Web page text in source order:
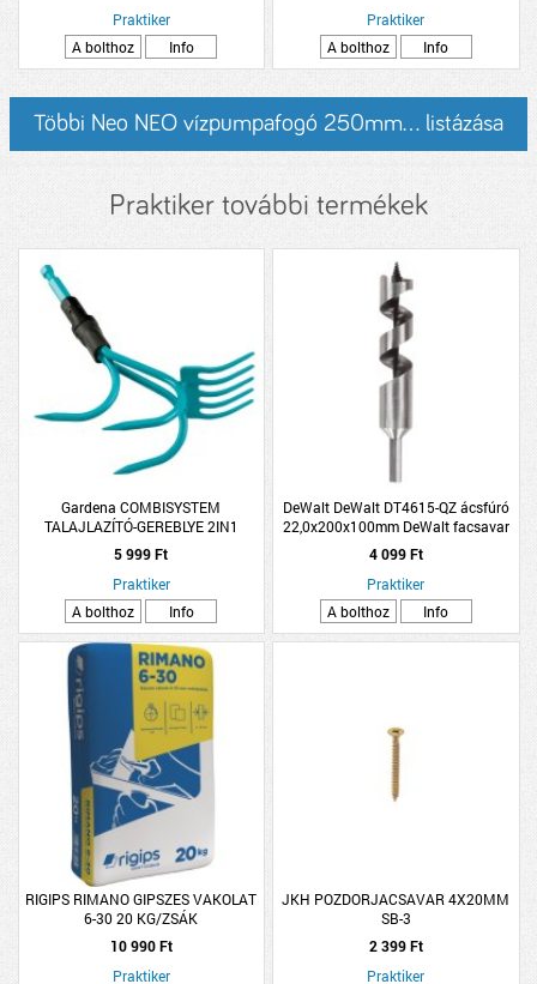
Praktiker
A bolthoz
Info
Praktiker
A bolthoz
Info
Többi Neo NEO vízpumpafogó 250mm... listázása
Praktiker további termékek
Gardena COMBISYSTEM
TALAJLAZÍTÓ-GEREBLYE 2IN1
5 999 Ft
Praktiker
A bolthoz
Info
DeWalt DeWalt DT4615-QZ ácsfúró
22,0x200x100mm DeWalt facsavar
fúrószár
4 099 Ft
Praktiker
A bolthoz
Info
RIGIPS RIMANO GIPSZES VAKOLAT
6-30 20 KG/ZSÁK
10 990 Ft
Praktiker
JKH POZDORJACSAVAR 4X20MM
SB-3
2 399 Ft
Praktiker